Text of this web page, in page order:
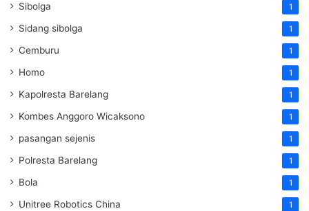
Sibolga 1
Sidang sibolga 1
Cemburu 1
Homo 1
Kapolresta Barelang 1
Kombes Anggoro Wicaksono 1
pasangan sejenis 1
Polresta Barelang 1
Bola 1
Unitree Robotics China 1